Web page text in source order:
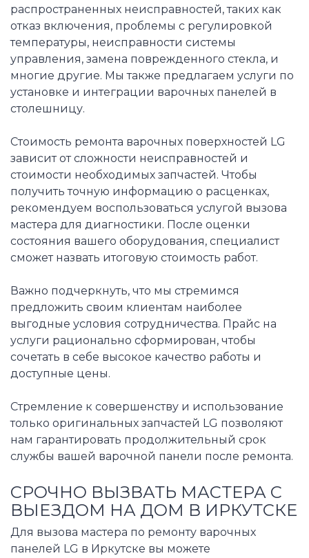
распространенных неисправностей, таких как
отказ включения, проблемы с регулировкой
температуры, неисправности системы
управления, замена поврежденного стекла, и
многие другие. Мы также предлагаем услуги по
установке и интеграции варочных панелей в
столешницу.
Стоимость ремонта варочных поверхностей LG
зависит от сложности неисправностей и
стоимости необходимых запчастей. Чтобы
получить точную информацию о расценках,
рекомендуем воспользоваться услугой вызова
мастера для диагностики. После оценки
состояния вашего оборудования, специалист
сможет назвать итоговую стоимость работ.
Важно подчеркнуть, что мы стремимся
предложить своим клиентам наиболее
выгодные условия сотрудничества. Прайс на
услуги рационально сформирован, чтобы
сочетать в себе высокое качество работы и
доступные цены.
Стремление к совершенству и использование
только оригинальных запчастей LG позволяют
нам гарантировать продолжительный срок
службы вашей варочной панели после ремонта.
СРОЧНО ВЫЗВАТЬ МАСТЕРА С
ВЫЕЗДОМ НА ДОМ В ИРКУТСКЕ
Для вызова мастера по ремонту варочных
панелей LG в Иркутске вы можете